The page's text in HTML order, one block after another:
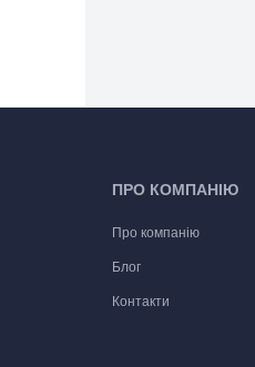
ПРО КОМПАНІЮ
Про компанію
Блог
Контакти